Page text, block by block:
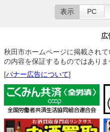
表示 PC
広
秋田市ホームページに掲載され
の内容を保証するものではありま
[バナー広告について]